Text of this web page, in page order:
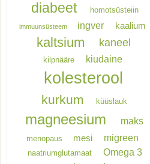
diabeet homotsüsteiin
immuunsüsteem ingver kaalium
kaltsium kaneel
kilpnääre kiudaine
kolesterool
kurkum küüslauk
magneesium maks
menopaus mesi migreen
naatriumglutamaat
Omega 3